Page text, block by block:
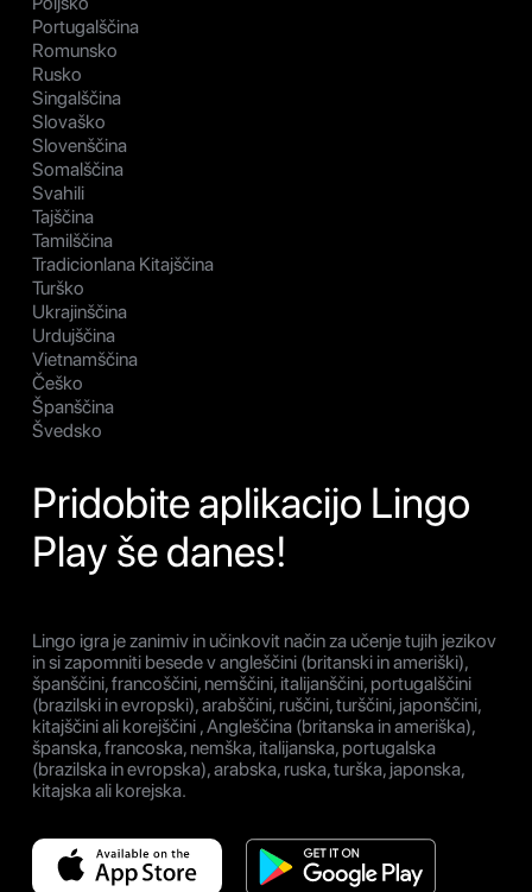
Portugalščina
Romunsko
Rusko
Singalščina
Slovaško
Slovenščina
Somalščina
Svahili
Tajščina
Tamilščina
Tradicionlana Kitajščina
Turško
Ukrajinščina
Urdujščina
Vietnamščina
Češko
Španščina
Švedsko
Pridobite aplikacijo Lingo
Play še danes!
Lingo igra je zanimiv in učinkovit način za učenje tujih jezikov
in si zapomniti besede v angleščini (britanski in ameriški),
španščini, francoščini, nemščini, italijanščini, portugalščini
(brazilski in evropski), arabščini, ruščini, turščini, japonščini,
kitajščini ali korejščini , Angleščina (britanska in ameriška),
španska, francoska, nemška, italijanska, portugalska
(brazilska in evropska), arabska, ruska, turška, japonska,
kitajska ali korejska.